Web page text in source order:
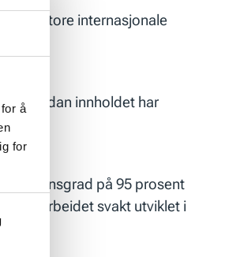
å
for
og store internasjonale
hvordan innholdet har
på 95 prosent
svakt utviklet i